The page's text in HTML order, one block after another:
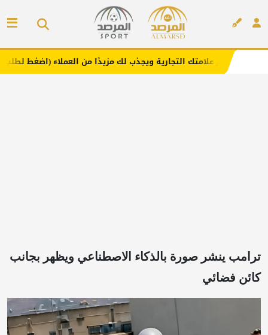
التجارية ويجذب لك مزيدًا من العملاء (اضغط لطلب الإعلان)
ترامب ينشر صورة بالذكاء الاصطناعي ويظهر بجانب
كائن فضائي